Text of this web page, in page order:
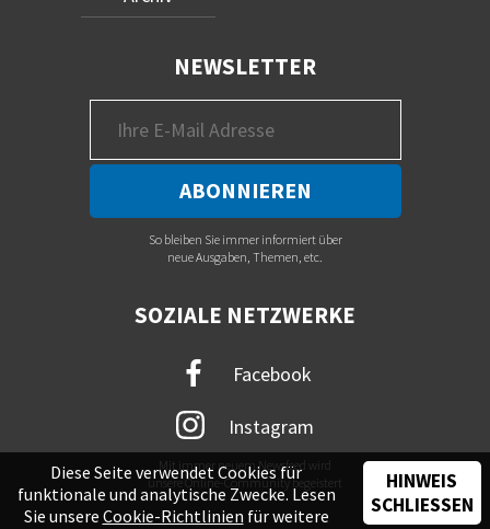
NEWSLETTER
So bleiben Sie immer informiert über
neue Ausgaben, Themen, etc.
SOZIALE NETZWERKE
Facebook
Instagram
Mit immer neuem Newsfeed wird
unsere Online-Community begeistert
Diese Seite verwendet Cookies für
funktionale und analytische Zwecke. Lesen
Sie unsere Cookie-Richtlinien für weitere
HINWEIS
SCHLIESSEN